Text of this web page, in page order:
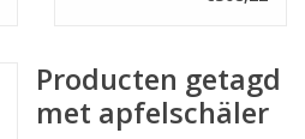
Producten getagd
met apfelschäler